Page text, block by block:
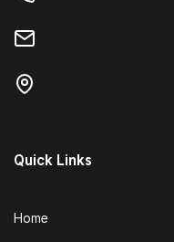
Quick Links
Home